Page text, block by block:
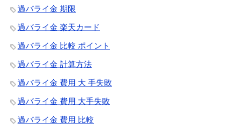
過バライ金 期限
過バライ金 楽天カード
過バライ金 比較 ポイント
過バライ金 計算方法
過バライ金 費用 大 手失敗
過バライ金 費用 大手失敗
過バライ金 費用 比較